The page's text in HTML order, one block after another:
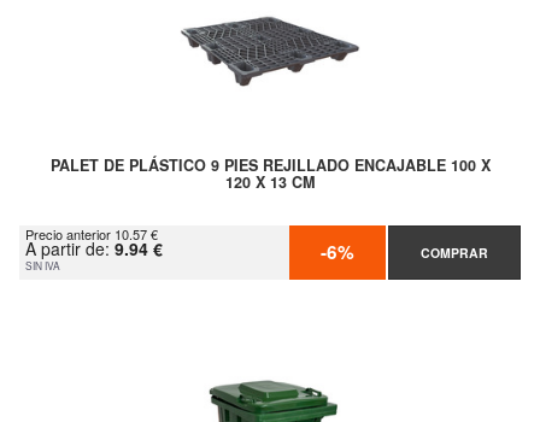
PALET DE PLÁSTICO 9 PIES REJILLADO ENCAJABLE 100 X
120 X 13 CM
Precio anterior 10.57 €
A partir de: 9.94 €
SIN IVA -6% COMPRAR